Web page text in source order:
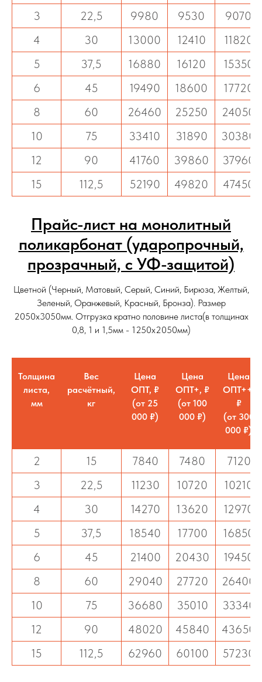
3
22,5 9980 9530
9070
4
30 13000 12410
11820
5
37,5 16880 16120
15350
6
45 19490 18600
17720
8
60 26460 25250
24050
10
75 33410 31890
30380
12
90 41760 39860
37960
15
112,5 52190 49820 47450
Прайс-лист на монолитный
поликарбонат (ударопрочный,
прозрачный, с УФ-защитой)
Цветной (Черный, Матовый, Серый, Синий, Бирюза, Желтый,
Зеленый, Оранжевый, Красный, Бронза). Размер
2050х3050мм. Отгрузка кратно половине листа(в толщинах
0,8, 1 и 1,5мм - 1250х2050мм)
Толщина
листа,
мм
Вес
расчётный,
кг
Цена
ОПТ, ₽
(от 25
000 ₽)
Цена
ОПТ+, ₽
(от 100
000 ₽)
Цена
ОПТ++,
₽
(от 300
000 ₽)
2 15 7840 7480
7120
3
22,5 11230 10720
10210
4
30 14270 13620
12970
5
37,5 18540 17700
16850
6
45 21400 20430
19450
8
60 29040 27720
26400
10
75 36680 35010
33340
12
90 48020 45840
43650
15
112,5 62960 60100 57230